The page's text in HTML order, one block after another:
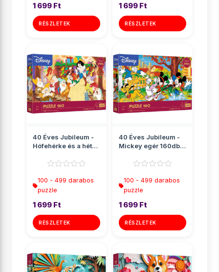
1 699 Ft
RÉSZLETEK
1 699 Ft
RÉSZLETEK
40 Éves Jubileum -
Hófehérke és a hét
100 - 499 darabos
puzzle
1 699 Ft
RÉSZLETEK
40 Éves Jubileum -
Mickey egér 160db-
100 - 499 darabos
puzzle
1 699 Ft
RÉSZLETEK